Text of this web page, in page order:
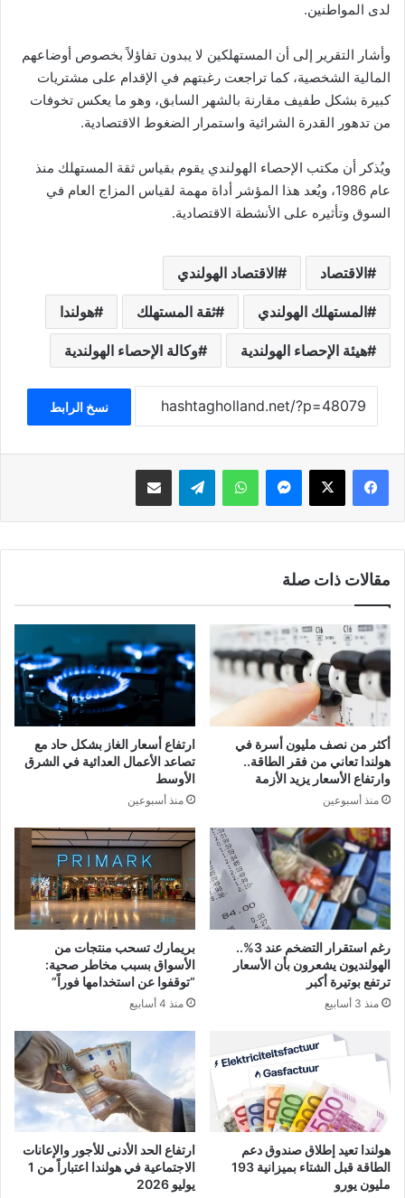
لدى المواطنين.
وأشار التقرير إلى أن المستهلكين لا يبدون تفاؤلاً بخصوص أوضاعهم
المالية الشخصية، كما تراجعت رغبتهم في الإقدام على مشتريات
كبيرة بشكل طفيف مقارنة بالشهر السابق، وهو ما يعكس تخوفات
من تدهور القدرة الشرائية واستمرار الضغوط الاقتصادية.
ويُذكر أن مكتب الإحصاء الهولندي يقوم بقياس ثقة المستهلك منذ
عام 1986، ويُعد هذا المؤشر أداة مهمة لقياس المزاج العام في
السوق وتأثيره على الأنشطة الاقتصادية.
الاقتصاد الاقتصاد الهولندي
المستهلك الهولندي ثقة المستهلك هولندا
هيئة الإحصاء الهولندية وكالة الإحصاء الهولندية
نسخ الرابط
فيسبوك ‫X ماسنجر واتساب تيلقرام مشاركة عبر البريد
مقالات ذات صلة
أكثر من نصف مليون أسرة في
هولندا تعاني من فقر الطاقة..
وارتفاع الأسعار يزيد الأزمة
منذ أسبوعين
ارتفاع أسعار الغاز بشكل حاد مع
تصاعد الأعمال العدائية في الشرق
الأوسط
منذ أسبوعين
رغم استقرار التضخم عند 3%..
الهولنديون يشعرون بأن الأسعار
ترتفع بوتيرة أكبر
منذ 3 أسابيع
بريمارك تسحب منتجات من
الأسواق بسبب مخاطر صحية:
“توقفوا عن استخدامها فوراً”
منذ 4 أسابيع
هولندا تعيد إطلاق صندوق دعم
الطاقة قبل الشتاء بميزانية 193
مليون يورو
ارتفاع الحد الأدنى للأجور والإعانات
الاجتماعية في هولندا اعتباراً من 1
يوليو 2026